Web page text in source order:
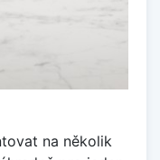
na několik